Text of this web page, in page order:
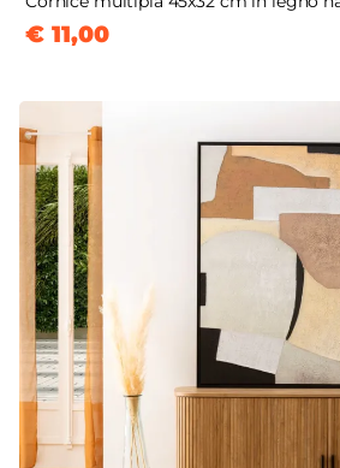
€ 11,00